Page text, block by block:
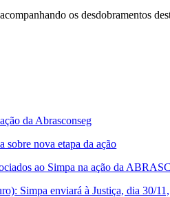
os desdobramentos
da Abrasconseg
sobre nova etapa da ação
ao Simpa na ação da
Simpa enviará à Justiça, dia 30/